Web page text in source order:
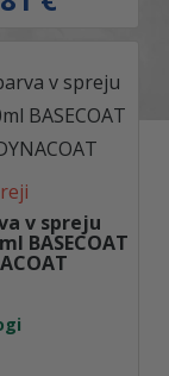
v spreju
BASECOAT